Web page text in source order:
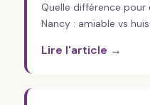
Quelle différence
Nancy : amiable vs
Lire l'article →